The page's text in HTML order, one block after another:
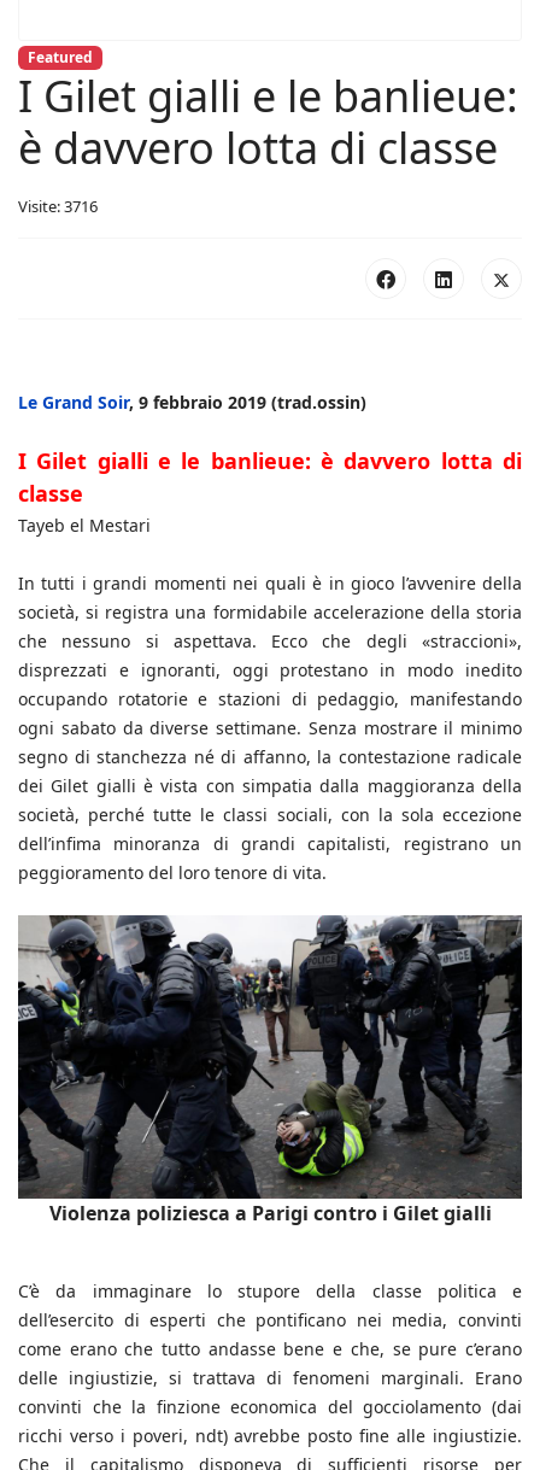
Featured
I Gilet gialli e le banlieue:
è davvero lotta di classe
Visite: 3716
Le Grand Soir, 9 febbraio 2019 (trad.ossin)
I Gilet gialli e le banlieue: è davvero lotta di
classe
Tayeb el Mestari
In tutti i grandi momenti nei quali è in gioco l’avvenire della
società, si registra una formidabile accelerazione della storia
che nessuno si aspettava. Ecco che degli «straccioni»,
disprezzati e ignoranti, oggi protestano in modo inedito
occupando rotatorie e stazioni di pedaggio, manifestando
ogni sabato da diverse settimane. Senza mostrare il minimo
segno di stanchezza né di affanno, la contestazione radicale
dei Gilet gialli è vista con simpatia dalla maggioranza della
società, perché tutte le classi sociali, con la sola eccezione
dell’infima minoranza di grandi capitalisti, registrano un
peggioramento del loro tenore di vita.
Violenza poliziesca a Parigi contro i Gilet gialli
C’è da immaginare lo stupore della classe politica e
dell’esercito di esperti che pontificano nei media, convinti
come erano che tutto andasse bene e che, se pure c’erano
delle ingiustizie, si trattava di fenomeni marginali. Erano
convinti che la finzione economica del gocciolamento (dai
ricchi verso i poveri, ndt) avrebbe posto fine alle ingiustizie.
Che il capitalismo disponeva di sufficienti risorse per